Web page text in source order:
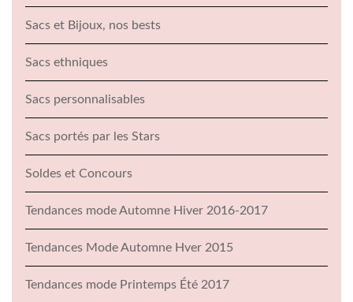
Sacs et Bijoux, nos bests
Sacs ethniques
Sacs personnalisables
Sacs portés par les Stars
Soldes et Concours
Tendances mode Automne Hiver 2016-2017
Tendances Mode Automne Hver 2015
Tendances mode Printemps Été 2017